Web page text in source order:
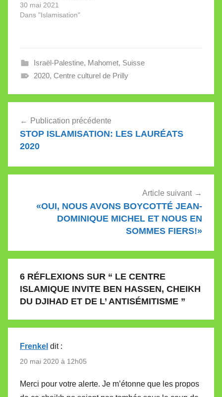
la presse: le centre,
défendu par Pascal
l'UVAM Béatrice Ruiz
La journaliste de 24
appuyée par Camille
Kraft, a…
30 mai 2021
Dans "Islamisation"
Israël-Palestine, Mahomet, Suisse
2020, Centre culturel de Prilly
de
l’article
Publication précédente
STOP ISLAMISATION: LES LAURÉATS
2020
Article suivant
«OUI, NOUS AVONS BOYCOTTÉ JEAN-
DOMINIQUE MICHEL ET NOUS EN
SOMMES FIERS!»
6 RÉFLEXIONS SUR “ LE CENTRE
ISLAMIQUE INVITE BEN HASSEN, CHEIKH
DU DJIHAD ET DE L’ ANTISÉMITISME ”
Frenkel dit :
20 mai 2020 à 12h05
Merci pour votre alerte. Je m’étonne que les propos